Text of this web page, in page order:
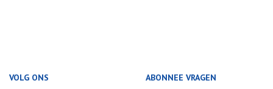
VOLG ONS ABONNEE VRAGEN